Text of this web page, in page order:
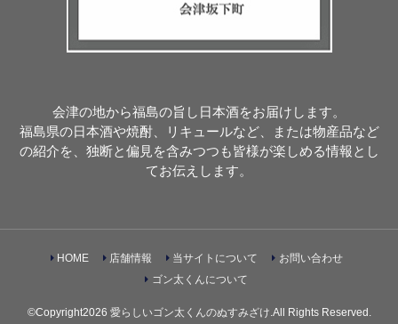
会津の地から福島の旨し日本酒をお届けします。
福島県の日本酒や焼酎、リキュールなど、または物産品など
の紹介を、独断と偏見を含みつつも皆様が楽しめる情報とし
てお伝えします。
HOME 店舗情報 当サイトについて
お問い合わせ
ゴン太くんについて
©Copyright2026 愛らしいゴン太くんのぬすみざけ.All Rights Reserved.